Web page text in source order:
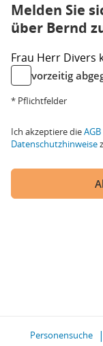
Melden Sie
über Bernd
Frau Herr Divers
vorzeitig
* Pflichtfelder
Ich akzeptiere dieAGB
Datenschutzhinweise
Personensuche